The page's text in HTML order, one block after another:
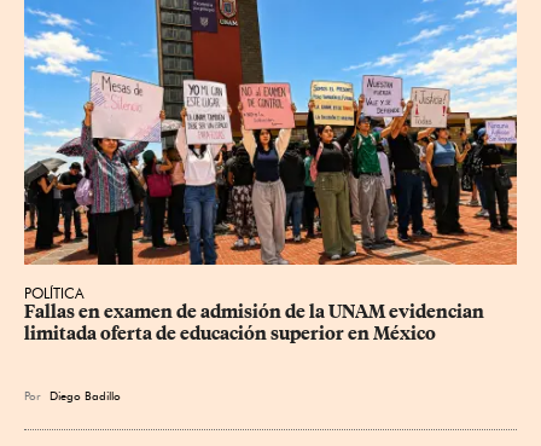
POLÍTICA
Fallas en examen de admisión de la UNAM evidencian
limitada oferta de educación superior en México
Por Diego Badillo